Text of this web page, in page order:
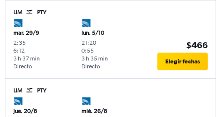
LIM PTY
mar. 29/9
2:35-
6:12
Directo
3 h 37 min
lun. 5/10
21:20-
0:55
Directo
3 h 35 min
$466
Elegir fechas
LIM PTY
jue. 20/8
mié. 26/8